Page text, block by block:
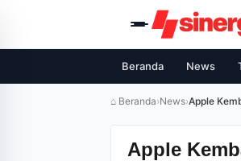
Beranda News
⌂ Beranda›News›Apple
Apple